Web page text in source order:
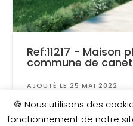
Ref:11217 - Maison
commune de canet
AJOUTÉ LE 25 MAI 2022
Surface: 500 m²
🍪 Nous utilisons des
fonctionnement de notre